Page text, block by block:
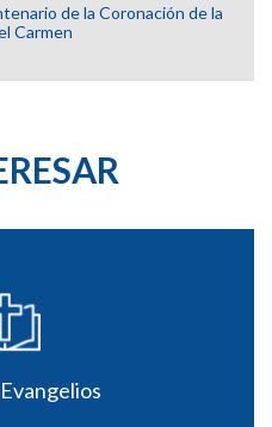
de la Coronación de la
Carmen